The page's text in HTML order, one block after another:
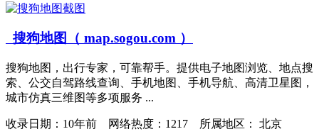
搜狗地图（ map.sogou.com ）
搜狗地图，出行专家，可靠帮手。提供电子地图浏览、地点搜
索、公交自驾路线查询、手机地图、手机导航、高清卫星图，
城市仿真三维图等多项服务 ...
收录日期： 10年前 网络热度：1217 所属地区： 北京